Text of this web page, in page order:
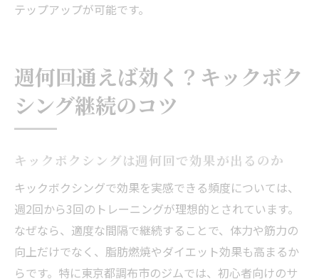
テップアップが可能です。
週何回通えば効く？キックボク
シング継続のコツ
キックボクシングは週何回で効果が出るのか
キックボクシングで効果を実感できる頻度については、
週2回から3回のトレーニングが理想的とされています。
なぜなら、適度な間隔で継続することで、体力や筋力の
向上だけでなく、脂肪燃焼やダイエット効果も高まるか
らです。特に東京都調布市のジムでは、初心者向けのサ